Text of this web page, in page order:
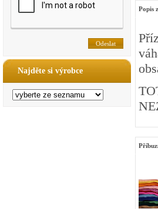
Najděte si výrobce
Popis